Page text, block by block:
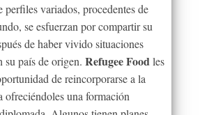
perfiles variados, procedentes de
se esfuerzan por compartir su
de haber vivido situaciones
su país de origen. Refugee Foodles
de reincorporarse a la
ofreciéndoles una formación